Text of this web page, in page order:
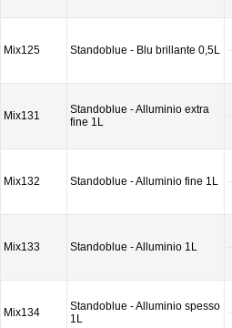
Mix125 Standoblue - Blu brillante 0,5L
Mix131
Standoblue - Alluminio extra
fine 1L
Mix132 Standoblue - Alluminio fine 1L
Mix133 Standoblue - Alluminio 1L
Mix134
Standoblue - Alluminio spesso
1L